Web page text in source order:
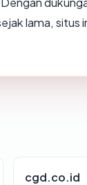
lama, situs
cgd.co.id